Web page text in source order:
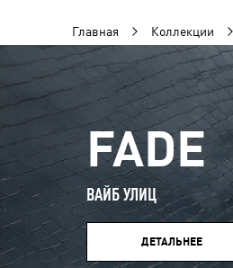
Главная Коллекции
FADE
ВАЙБ УЛИЦ
ДЕТАЛЬНЕЕ